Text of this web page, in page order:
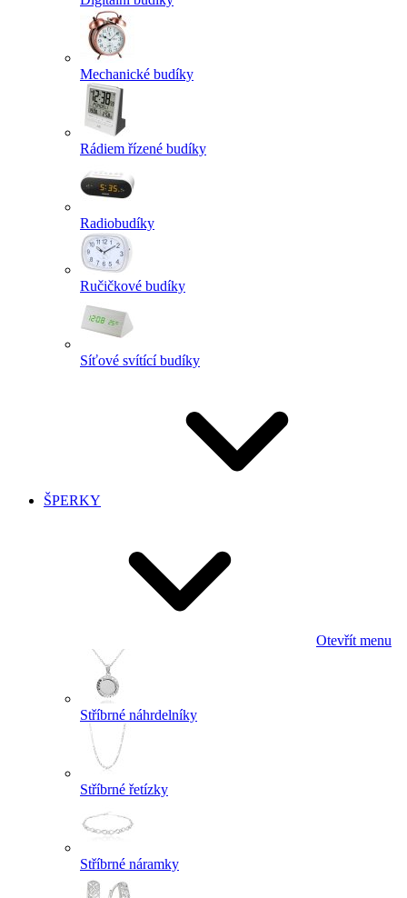
Mechanické budíky
Rádiem řízené budíky
Radiobudíky
Ručičkové budíky
Síťové svítící budíky
ŠPERKY
Otevřít menu
Stříbrné náhrdelníky
Stříbrné řetízky
Stříbrné náramky